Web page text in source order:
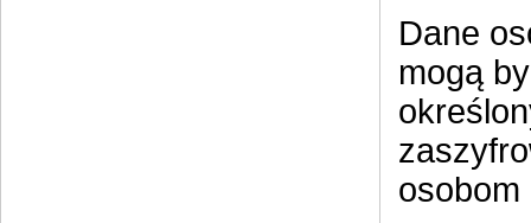
Dane
mogą
osobom